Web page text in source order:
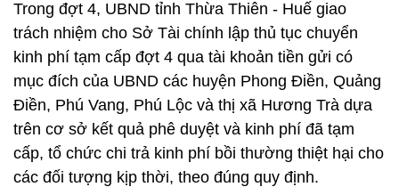
Trong đợt 4, UBND tỉnh Thừa Thiên - Huế giao
trách nhiệm cho Sở Tài chính lập thủ tục chuyển
kinh phí tạm cấp đợt 4 qua tài khoản tiền gửi có
mục đích của UBND các huyện Phong Điền, Quảng
Điền, Phú Vang, Phú Lộc và thị xã Hương Trà dựa
trên cơ sở kết quả phê duyệt và kinh phí đã tạm
cấp, tổ chức chi trả kinh phí bồi thường thiệt hại cho
các đối tượng kịp thời, theo đúng quy định.